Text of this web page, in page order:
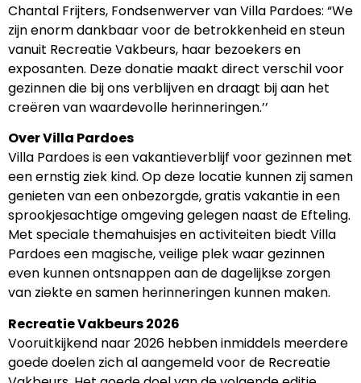
Chantal Frijters, Fondsenwerver van Villa Pardoes: “We
zijn enorm dankbaar voor de betrokkenheid en steun
vanuit Recreatie Vakbeurs, haar bezoekers en
exposanten. Deze donatie maakt direct verschil voor
gezinnen die bij ons verblijven en draagt bij aan het
creëren van waardevolle herinneringen.’’
Over Villa Pardoes
Villa Pardoes is een vakantieverblijf voor gezinnen met
een ernstig ziek kind. Op deze locatie kunnen zij samen
genieten van een onbezorgde, gratis vakantie in een
sprookjesachtige omgeving gelegen naast de Efteling.
Met speciale themahuisjes en activiteiten biedt Villa
Pardoes een magische, veilige plek waar gezinnen
even kunnen ontsnappen aan de dagelijkse zorgen
van ziekte en samen herinneringen kunnen maken.
Recreatie Vakbeurs 2026
Vooruitkijkend naar 2026 hebben inmiddels meerdere
goede doelen zich al aangemeld voor de Recreatie